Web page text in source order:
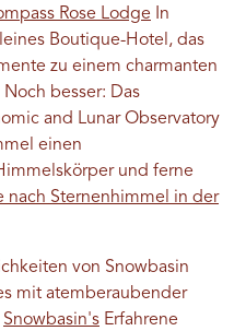
Rose Lodge In
Boutique-Hotel, das
zu einem charmanten
besser: Das
and Lunar Observatory
einen
und ferne
nach Sternenhimmel in der
von Snowbasin
mit atemberaubender
Snowbasin's Erfahrene